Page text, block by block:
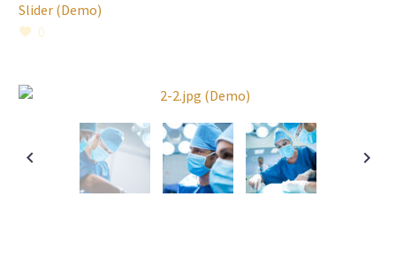
Slider (Demo)
0